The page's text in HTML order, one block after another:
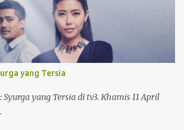
yang Tersia
Syurga yang Tersia di tv3. Khamis 11 April